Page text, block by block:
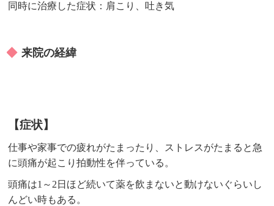
同時に治療した症状：肩こり、吐き気
来院の経緯
【症状】
仕事や家事での疲れがたまったり、ストレスがたまると急
に頭痛が起こり拍動性を伴っている。
頭痛は1～2日ほど続いて薬を飲まないと動けないぐらいし
んどい時もある。